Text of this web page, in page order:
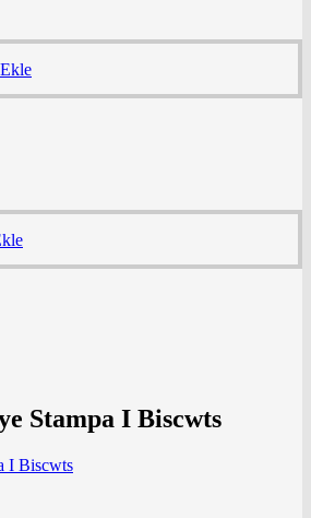
Stampa I Biscwts
I Biscwts